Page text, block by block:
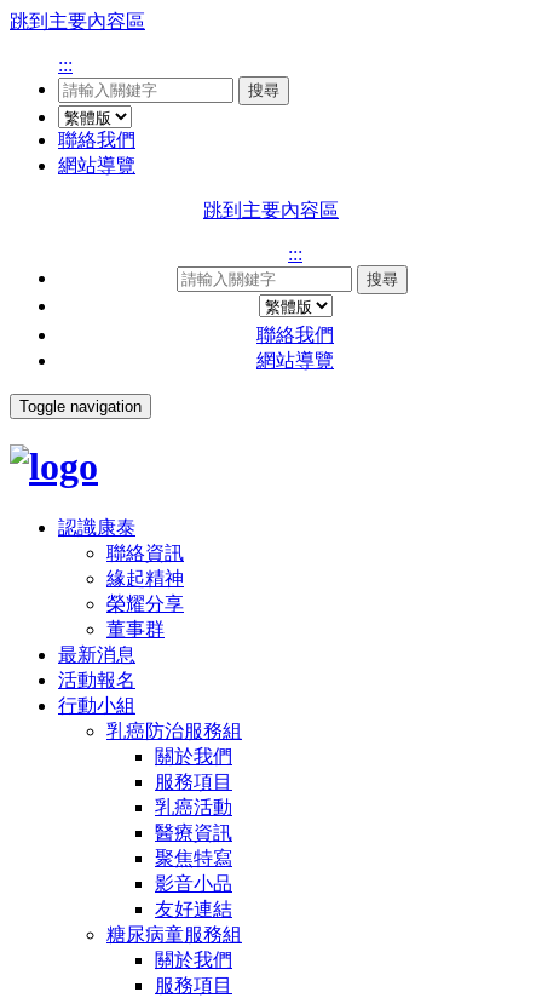
跳到主要內容區
:::
搜尋
聯絡我們
網站導覽
跳到主要內容區
:::
搜尋
聯絡我們
網站導覽
Toggle navigation
認識康泰
聯絡資訊
緣起精神
榮耀分享
董事群
最新消息
活動報名
行動小組
乳癌防治服務組
關於我們
服務項目
乳癌活動
醫療資訊
聚焦特寫
影音小品
友好連結
糖尿病童服務組
關於我們
服務項目